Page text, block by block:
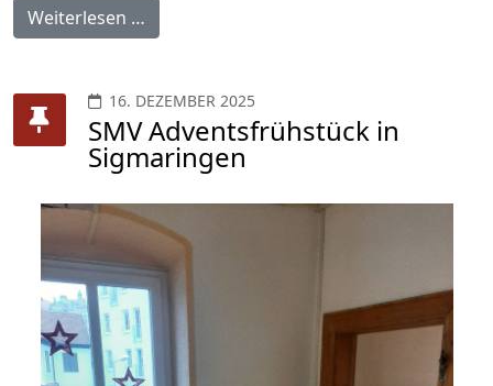
Weiterlesen …
16. DEZEMBER 2025
SMV Adventsfrühstück in
Sigmaringen